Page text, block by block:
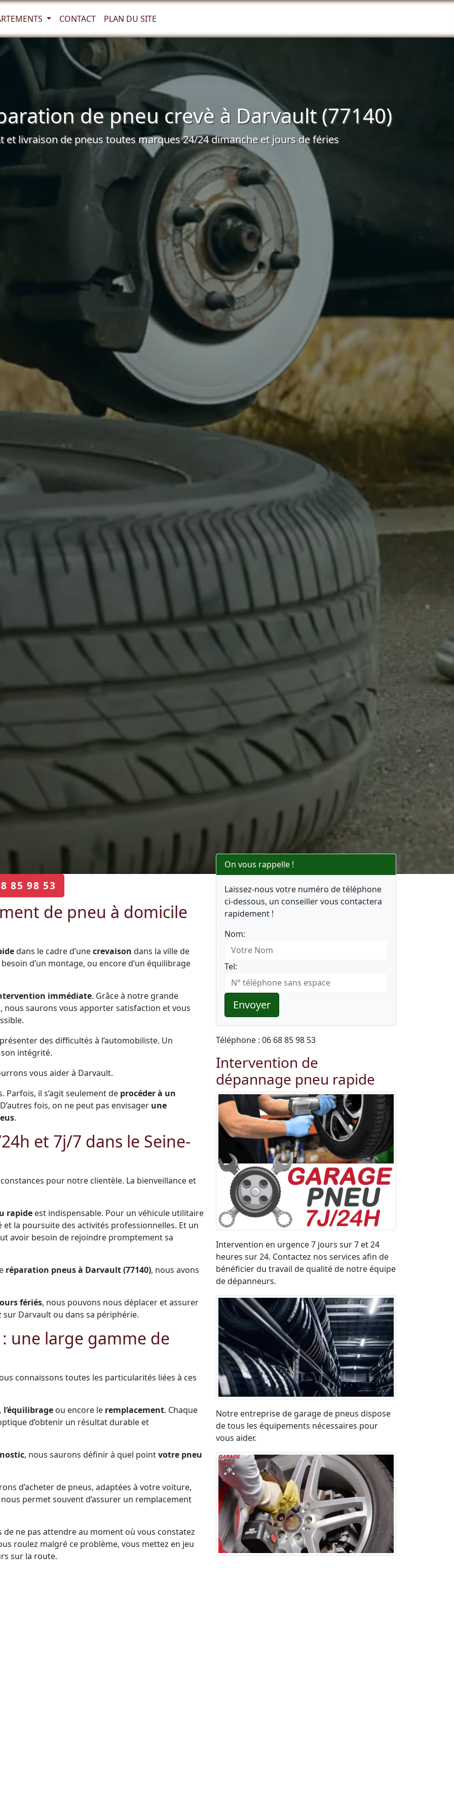
CONTACT PLAN DU SITE
de pneu crevè à Darvault (77140)
et livraison de pneus toutes marques 24/24 dimanche et jours de féries
85 98 53
de pneu à domicile
dans le cadre d’unecrevaison dans la ville de
d’un montage, ou encore d’un équilibrage
immédiate. Grâce à notre grande
nous saurons vous apporter satisfaction et vous
des difficultés à l’automobiliste. Un
intégrité.
vous aider à Darvault.
Parfois, il s’agit seulement de procéder à un
fois, on ne peut pas envisager une
.
et 7j/7 dans le Seine-
pour notre clientèle. La bienveillance et
rapide est indispensable. Pour un véhicule utilitaire
la poursuite des activités professionnelles. Et un
avoir besoin de rejoindre promptement sa
réparation pneus à Darvault (77140), nous avons
fériés, nous pouvons nous déplacer et assurer
Darvault ou dans sa périphérie.
une large gamme de
connaissons toutes les particularités liées à ces
ou encore le remplacement. Chaque
d’obtenir un résultat durable et
, nous saurons définir à quel pointvotre pneu
d’acheter de pneus, adaptées à votre voiture,
permet souvent d’assurer un remplacement
ne pas attendre au moment où vous constatez
roulez malgré ce problème, vous mettez en jeu
sur la route.
On vous rappelle !
Laissez-nous votre numéro de téléphone
ci-dessous, un conseiller vous contactera
rapidement !
Nom:
Tel:
Envoyer
Téléphone : 06 68 85 98 53
Intervention de
dépannage pneu rapide
Intervention en urgence 7 jours sur 7 et 24
heures sur 24. Contactez nos services afin de
bénéficier du travail de qualité de notre équipe
de dépanneurs.
Notre entreprise de garage de pneus dispose
de tous les équipements nécessaires pour
vous aider.